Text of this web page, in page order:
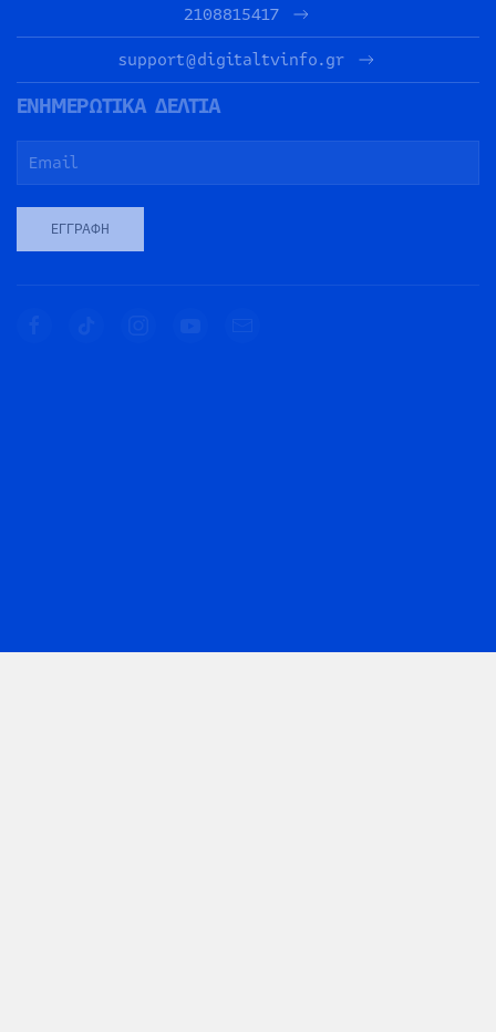
2108815417
support@digitaltvinfo.gr
ΕΝΗΜΕΡΩΤΙΚΑ ΔΕΛΤΙΑ
ΕΓΓΡΑΦΉ